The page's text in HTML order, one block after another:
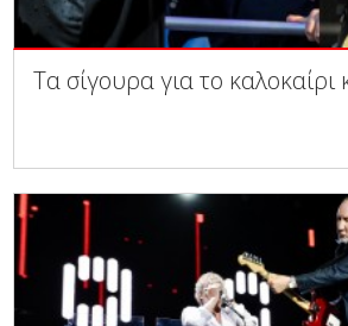
Τα σίγουρα για το καλοκαίρι